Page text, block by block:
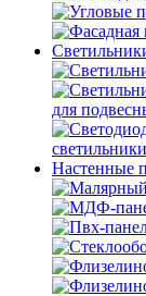
для
Настенные